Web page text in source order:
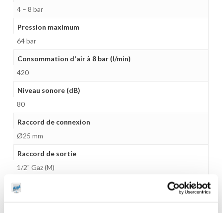
4 – 8 bar
Pression maximum
64 bar
Consommation d'air à 8 bar (l/min)
420
Niveau sonore (dB)
80
Raccord de connexion
Ø25 mm
Raccord de sortie
1/2" Gaz (M)
Raccord entrée d'air